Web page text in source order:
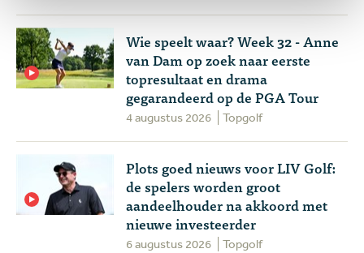
Wie speelt waar? Week 32 - Anne
van Dam op zoek naar eerste
topresultaat en drama
gegarandeerd op de PGA Tour
4 augustus 2026 Topgolf
Plots goed nieuws voor LIV Golf:
de spelers worden groot
aandeelhouder na akkoord met
nieuwe investeerder
6 augustus 2026 Topgolf